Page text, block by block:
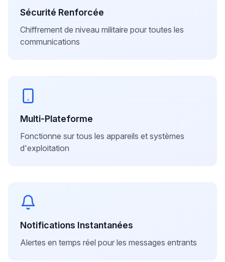
Sécurité Renforcée
Chiffrement de niveau militaire pour toutes les
communications
Multi-Plateforme
Fonctionne sur tous les appareils et systèmes
d'exploitation
Notifications Instantanées
Alertes en temps réel pour les messages entrants